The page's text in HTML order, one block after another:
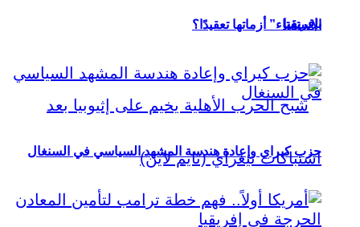
بإفريقيا
الاستفتاء” أزماتها تعقيدًا؟
حزب كيراي وإعادة هندسة المشهد السياسي في السنغال